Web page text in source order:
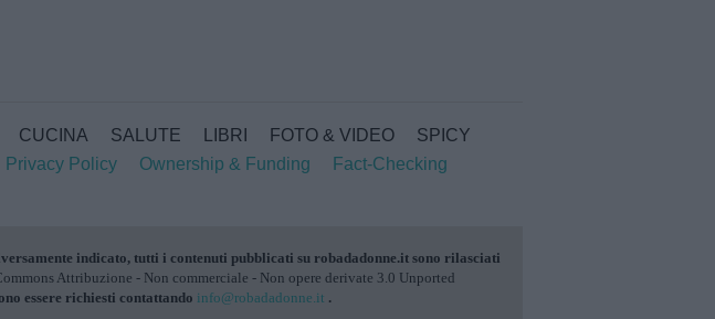
CUCINA SALUTE LIBRI FOTO & VIDEO
SPICY
Privacy Policy Ownership & Funding
Fact-Checking
indicato, tutti i contenuti pubblicati su robadadonne.it sono rilasciati
Attribuzione - Non commerciale - Non opere derivate 3.0 Unported
essere richiesti contattando info@robadadonne.it .